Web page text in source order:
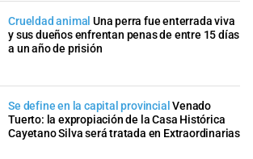
Crueldad animal Una perra fue enterrada viva
y sus dueños enfrentan penas de entre 15 días
a un año de prisión
Se define en la capital provincialVenado
Tuerto: la expropiación de la Casa Histórica
Cayetano Silva será tratada en Extraordinarias